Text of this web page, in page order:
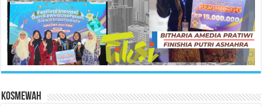
KOSMEWAH